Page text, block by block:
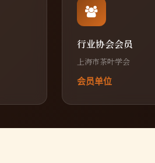
行业协会会员
上海市茶叶学会
会员单位